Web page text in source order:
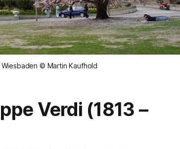
© Martin Kaufhold
Verdi (1813 –